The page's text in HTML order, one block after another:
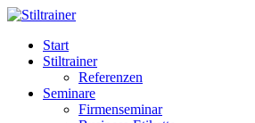
Start
Stiltrainer
Referenzen
Seminare
Firmenseminar